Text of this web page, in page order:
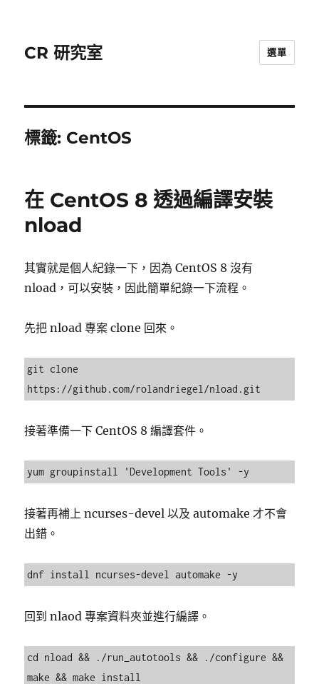
CR 研究室 選單
標籤: CentOS
在 CentOS 8 透過編譯安裝
nload
其實就是個人紀錄一下，因為 CentOS 8 沒有
nload，可以安裝，因此簡單紀錄一下流程。
先把 nload 專案 clone 回來。
git clone
https://github.com/rolandriegel/nload.git
接著準備一下 CentOS 8 編譯套件。
yum groupinstall 'Development Tools' -y
接著再補上 ncurses-devel 以及 automake 才不會
出錯。
dnf install ncurses-devel automake -y
回到 nlaod 專案資料夾並進行編譯。
cd nload && ./run_autotools && ./configure &&
make && make install